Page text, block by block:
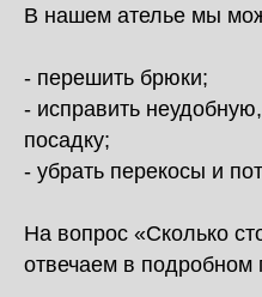
В нашем ателье мы
- перешить брюки;
- исправить
посадку;
- убрать перекосы и
На вопрос «‎Сколько
отвечаем в подробном